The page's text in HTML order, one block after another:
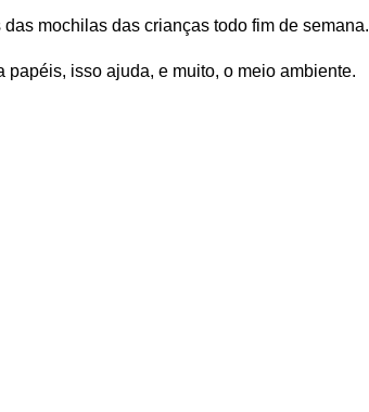
mochilas das crianças todo fim de semana.
papéis, isso ajuda, e muito, o meio ambiente.